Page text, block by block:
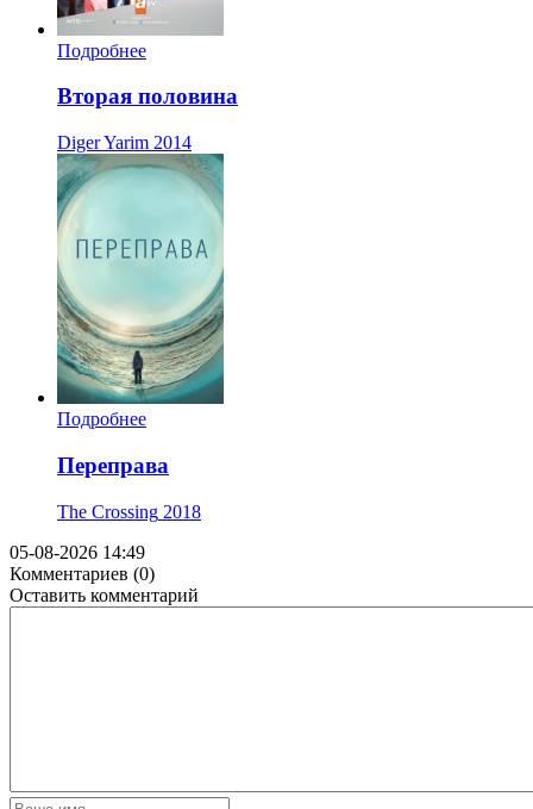
Подробнее
Вторая половина
Diger Yarim 2014
Подробнее
Переправа
The Crossing 2018
05-08-2026 14:49
Комментариев (0)
Оставить комментарий